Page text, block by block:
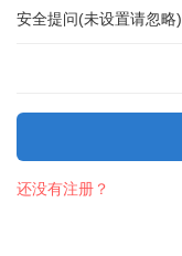
安全提问(未设置请忽略)
还没有注册？